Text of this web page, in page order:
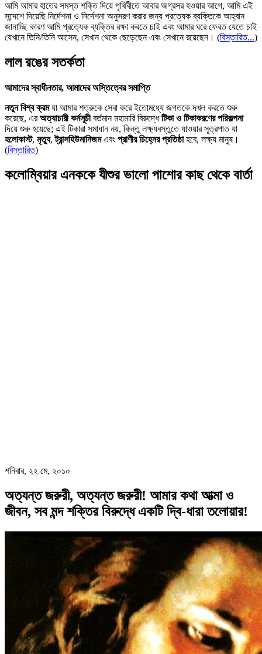
আমি আমার হাতের সমস্ত শক্তি দিয়ে পৃথিবীতে আবার অগ্রসর হওয়ার আগে, আমি এই
সন্দেশে দিয়েছি নির্দেশনা ও নির্দেশনা অনুসরণ করার জন্য প্রত্যেক ব্যক্তিকে আহ্বান
জানাচ্ছি কারণ আমি প্রত্যেক ব্যক্তির রক্ষা করতে চাই এবং আমার ঘরে ফেরত যেতে চাই
যেখানে তিনি/তিনি আসেন, সেখান থেকে ছেড়েছেন এবং সেখানে রয়েছেন। (বিস্তারিত...)
লাল রঙের সতর্কতা
আমাদের স্বাধীনতার, আমাদের অস্তিত্বের সমাপ্তি
নতুন বিশ্ব ক্রমযা আমার শত্রুকে সেবা করে ইতোমধ্যে জগতকে দখল করতে শুরু
করেছে, এরঅত্যাচারী কর্মসূচীবর্তমান মহামারি বিরুদ্ধেটিকা ও টিকাকরণের পরিকল্পনা
দিয়ে শুরু হয়েছে; এই টিকারা সমাধান নয়, কিন্তু লক্ষ্যবস্তুতে যাওয়ার সূত্রপাত যা
হলোকাস্ট, মৃত্যু,ট্রান্সহিউমানিজমএবং প্রাণীর চিহ্নের প্রতিষ্ঠাহবে, লক্ষ্য মানুষ।
(বিস্তারিত)
কলোম্বিয়ার এনককে যীশুর ভালো পাশোর কাছ থেকে বার্তা
শনিবার, ২২ মে, ২০১০
অত্যন্ত জরুরী, অত্যন্ত জরুরী! আমার কথা আত্মা ও
জীবন, সব মন্দ শক্তির বিরুদ্ধে একটি দ্বি-ধারা তলোয়ার!